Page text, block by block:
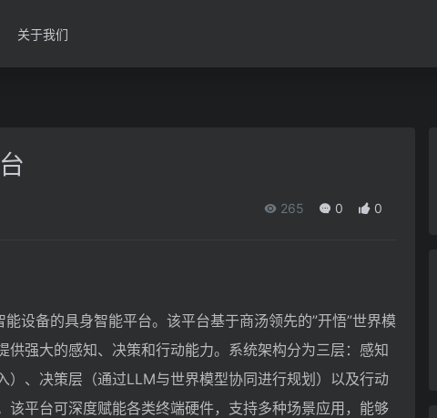
关于我们
265 0 0
设备的具身智能平台。该平台基于商汤领先的”开悟”世界模
供强大的感知、决策和行动能力。系统架构分为三层：感知
）、决策层（通过LLM与世界模型协同进行规划）以及行动
该平台可深度赋能各类终端硬件，支持多种场景应用，能够